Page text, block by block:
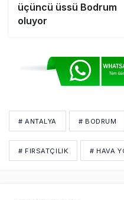
üçüncü üssü Bodrum
oluyor
# ANTALYA # BODRUM
# FIRSATÇILIK # HAVA